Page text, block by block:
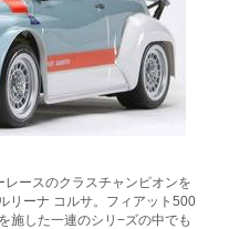
ースのクラスチャンピオンを
リーナ コルサ。フィアット500
施した一連のシリ−ズの中でも